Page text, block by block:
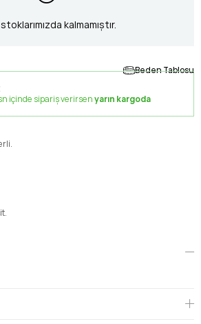
kalmamıştır.
Beden Tablosu
içinde sipariş verirsenyarın kargoda